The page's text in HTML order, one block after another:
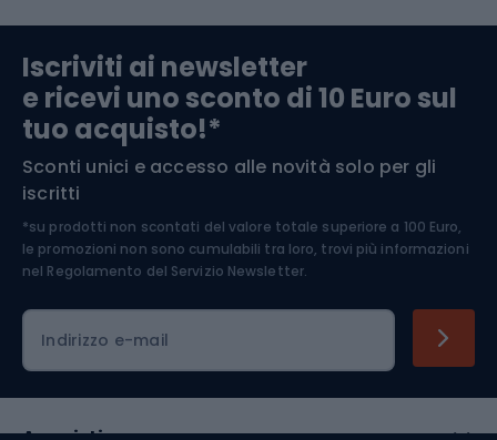
Abbigliamento da escursionismo
Componenti per biciclette
Arrampicata
Medicina dello sport
Abbigliamento ciclistico
Iscriviti ai newsletter
e ricevi uno sconto di 10 Euro sul
tuo acquisto!*
Sconti unici e accesso alle novità solo per gli
iscritti
*su prodotti non scontati del valore totale superiore a 100 Euro,
le promozioni non sono cumulabili tra loro, trovi più informazioni
nel Regolamento del Servizio Newsletter.
Indirizzo e-mail